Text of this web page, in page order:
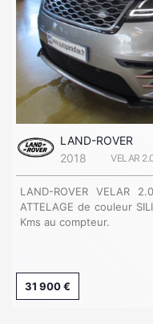
LAND-ROVER
2018
VELAR
LAND-ROVER VELAR
ATTELAGE de couleur
Kms au compteur.
31 900 €